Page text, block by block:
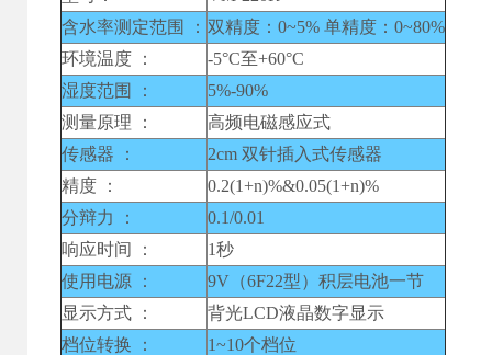
含水率测定范围 ： 双精度：0~5% 单精度：0~80%
环境温度 ：
-5°C至+60°C
湿度范围 ：
5%-90%
测量原理 ：
高频电磁感应式
传感器 ：
2cm 双针插入式传感器
精度 ：
0.2(1+n)%&0.05(1+n)%
分辩力 ：
0.1/0.01
响应时间 ：
1秒
使用电源 ：
9V（6F22型）积层电池一节
显示方式 ：
背光LCD液晶数字显示
档位转换 ：
1~10个档位